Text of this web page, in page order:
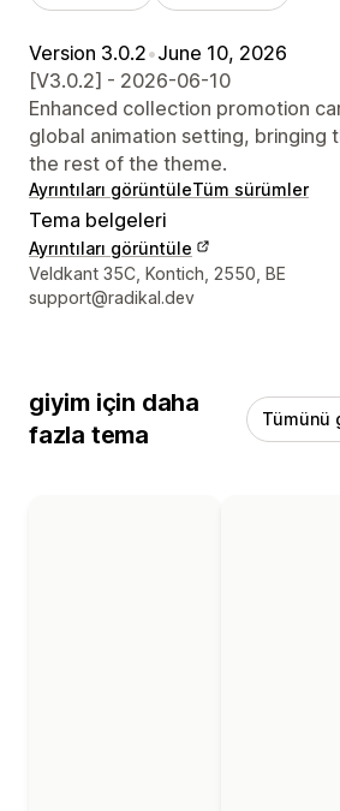
Version 3.0.2•June 10, 2026
[V3.0.2] - 2026-06-10
Enhanced collection promotion
global animation setting, bringing
the rest of the theme.
Ayrıntıları görüntüleTüm sürümler
Tema belgeleri
Ayrıntıları görüntüle
Tasarımcı iletişim bilgileri
Veldkant 35C, Kontich, 2550, BE
support@radikal.dev
giyim için daha
fazla tema
Tümünü